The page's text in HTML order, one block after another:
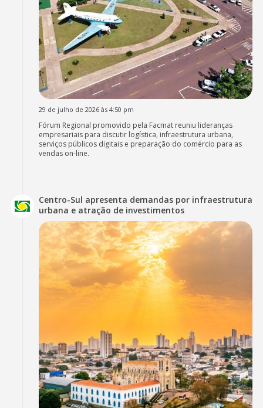
29 de julho de 2026 às 4:50 pm
Fórum Regional promovido pela Facmat reuniu lideranças
empresariais para discutir logística, infraestrutura urbana,
serviços públicos digitais e preparação do comércio para as
vendas on-line.
Centro-Sul apresenta demandas por infraestrutura
urbana e atração de investimentos